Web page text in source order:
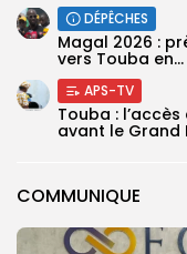
COMMUNIQUE
DÉPÊCHES
Magal 2026 :
vers Touba en...
APS-TV
Touba :
avant le Grand